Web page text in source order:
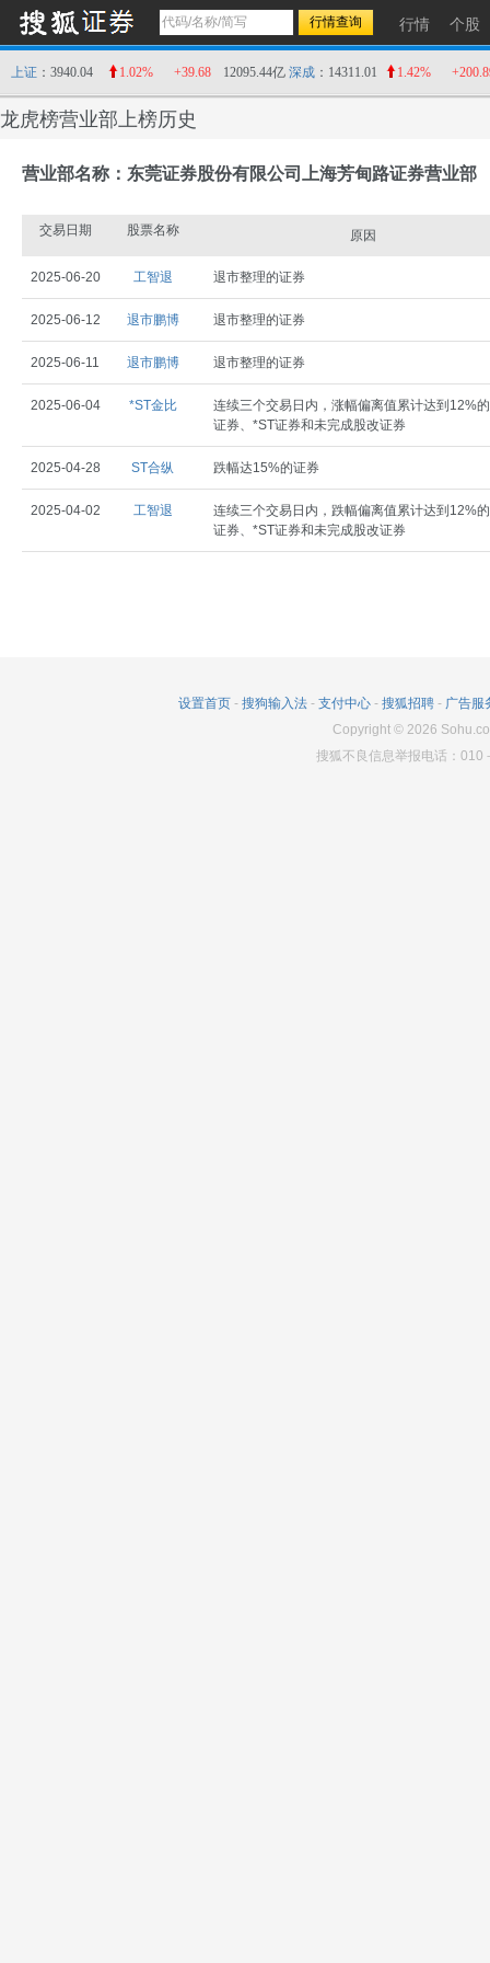
行情 个股
上证 ：3940.04 1.02% +39.68 12095.44亿 深成 ：14311.01 1.42%
龙虎榜营业部上榜历史
营业部名称：东莞证券股份有限公司上海芳甸路证券营业部
交易日期 股票名称 原因
2025-06-20 工智退 退市整理的证券
2025-06-12 退市鹏博 退市整理的证券
2025-06-11 退市鹏博 退市整理的证券
2025-06-04 *ST金比
连续三个交易日内，涨幅偏离值累计达到12%
证券、*ST证券和未完成股改证券
2025-04-28 ST合纵 跌幅达15%的证券
2025-04-02 工智退
连续三个交易日内，跌幅偏离值累计达到12%
证券、*ST证券和未完成股改证券
设置首页 - 搜狗输入法 - 支付中心 - 搜狐招聘 - 广告服
Copyright© 2026
搜狐不良信息举报电话：010